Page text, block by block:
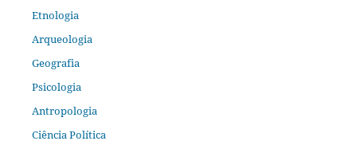
Etnologia
Arqueologia
Geografia
Psicologia
Antropologia
Ciência Política